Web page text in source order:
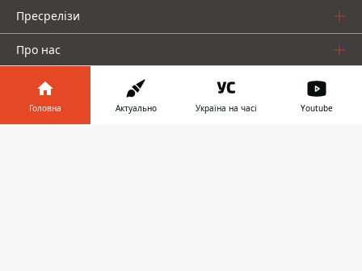
Пресрелізи
Про нас
Головна Актуально Україна на часі Youtube